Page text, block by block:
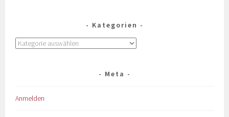
Kategorien
Meta
Anmelden